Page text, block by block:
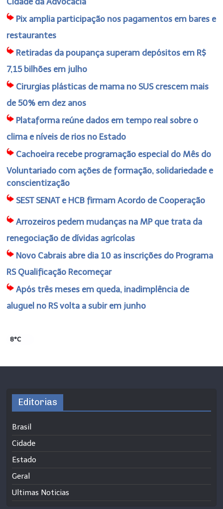
Pix amplia participação nos pagamentos em bares e
restaurantes
Retiradas da poupança superam depósitos em R$
7,15 bilhões em julho
Cirurgias plásticas de mama no SUS crescem mais
de 50% em dez anos
Plataforma reúne dados em tempo real sobre o
clima e níveis de rios no Estado
Cachoeira recebe programação especial do Mês do
Voluntariado com ações de formação, solidariedade e
conscientização
SEST SENAT e HCB firmam Acordo de Cooperação
Arrozeiros pedem mudanças na MP que trata da
renegociação de dívidas agrícolas
Novo Cabrais abre dia 10 as inscrições do Programa
RS Qualificação Recomeçar
Após três meses em queda, inadimplência de
aluguel no RS volta a subir em junho
8°C
Editorias
Brasil
Cidade
Estado
Geral
Ultimas Noticias